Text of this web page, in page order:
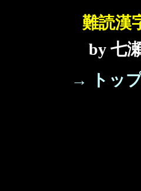
難読漢
by 七
→ トッ